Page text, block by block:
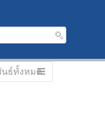
นธ์ทั้งหมด